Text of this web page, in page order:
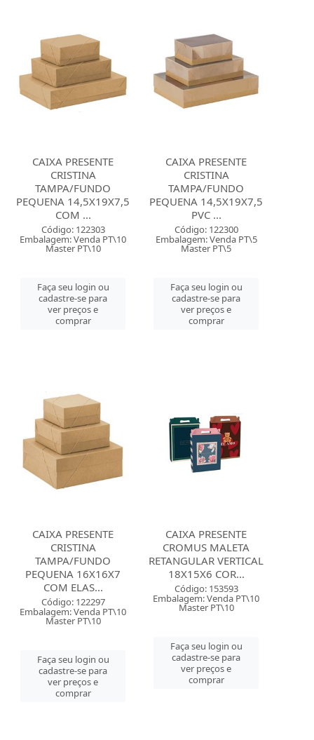
CAIXA PRESENTE
CRISTINA
TAMPA/FUNDO
PEQUENA 14,5X19X7,5
COM ...
Código: 122303
Embalagem: Venda PT\10
Master PT\10
Faça seu login ou
cadastre-se para
ver preços e
comprar
CAIXA PRESENTE
CRISTINA
TAMPA/FUNDO
PEQUENA 14,5X19X7,5
PVC ...
Código: 122300
Embalagem: Venda PT\5
Master PT\5
Faça seu login ou
cadastre-se para
ver preços e
comprar
CAIXA PRESENTE
CRISTINA
TAMPA/FUNDO
PEQUENA 16X16X7
COM ELAS...
Código: 122297
Embalagem: Venda PT\10
Master PT\10
Faça seu login ou
cadastre-se para
ver preços e
comprar
CAIXA PRESENTE
CROMUS MALETA
RETANGULAR VERTICAL
18X15X6 COR...
Código: 153593
Embalagem: Venda PT\10
Master PT\10
Faça seu login ou
cadastre-se para
ver preços e
comprar